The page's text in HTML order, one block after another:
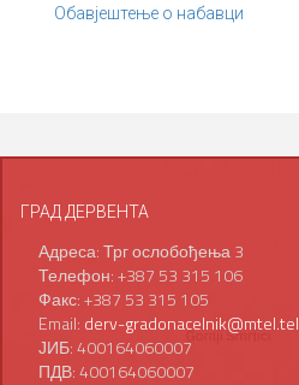
Обавјештење о набавци
ГРАД ДЕРВЕНТА
Адреса: Трг ослобођења 3
Телефон: +387 53 315 106
Факс: +387 53 315 105
Email: derv-gradonacelnik@mtel.tel
ЈИБ: 400164060007
ПДВ: 400164060007